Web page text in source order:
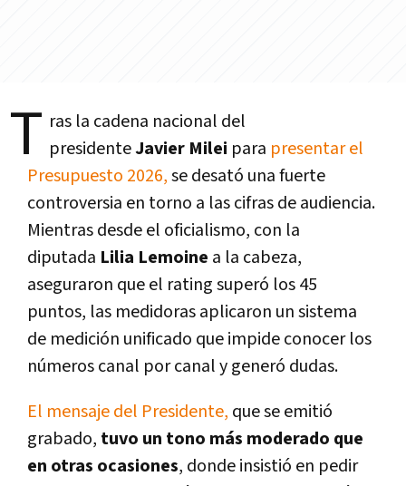
T ras la cadena nacional del
presidenteJavier Milei para presentar el
Presupuesto 2026,se desató una fuerte
controversia en torno a las cifras de audiencia.
Mientras desde el oficialismo, con la
diputada Lilia Lemoine a la cabeza,
aseguraron que el rating superó los 45
puntos, las medidoras aplicaron un sistema
de medición unificado que impide conocer los
números canal por canal y generó dudas.
El mensaje del Presidente, que se emitió
grabado, tuvo un tono más moderado que
en otras ocasiones, donde insistió en pedir